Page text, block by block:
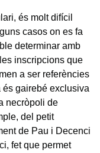
és molt difícil
casos on es fa
determinar amb
inscripcions que
a ser referències
gairebé exclusiva
necròpoli de
del petit
de Pau i Decenci
fet que permet